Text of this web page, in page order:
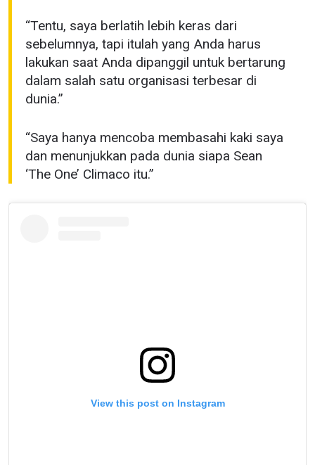
“Tentu, saya berlatih lebih keras dari
sebelumnya, tapi itulah yang Anda harus
lakukan saat Anda dipanggil untuk bertarung
dalam salah satu organisasi terbesar di
dunia.”
“Saya hanya mencoba membasahi kaki saya
dan menunjukkan pada dunia siapa Sean
‘The One’ Climaco itu.”
View this post on Instagram